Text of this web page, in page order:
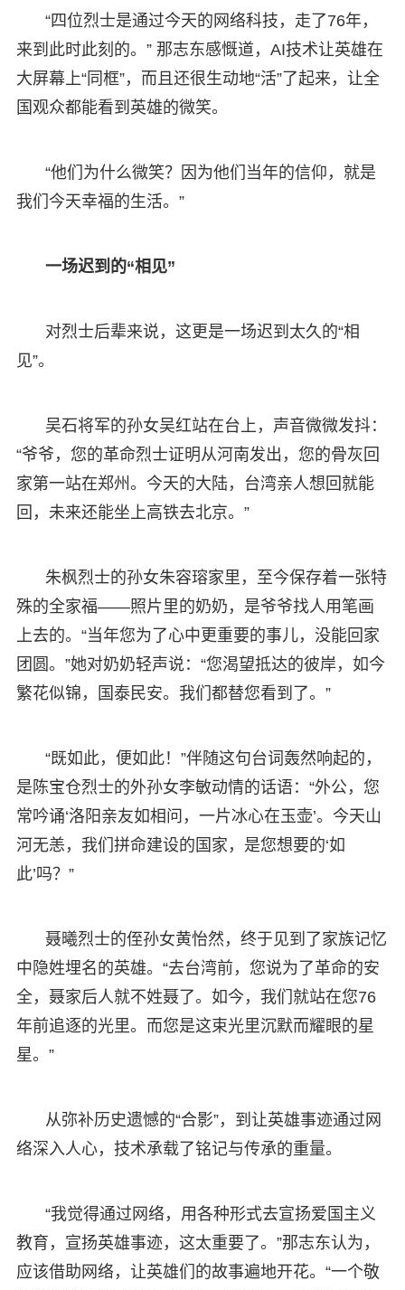
“四位烈士是通过今天的网络科技，走了76年，
来到此时此刻的。” 那志东感慨道，AI技术让英雄在
大屏幕上“同框”，而且还很生动地“活”了起来，让全
国观众都能看到英雄的微笑。
“他们为什么微笑？因为他们当年的信仰，就是
我们今天幸福的生活。”
一场迟到的“相见”
对烈士后辈来说，这更是一场迟到太久的“相
见”。
吴石将军的孙女吴红站在台上，声音微微发抖：
“爷爷，您的革命烈士证明从河南发出，您的骨灰回
家第一站在郑州。今天的大陆，台湾亲人想回就能
回，未来还能坐上高铁去北京。”
朱枫烈士的孙女朱容瑢家里，至今保存着一张特
殊的全家福——照片里的奶奶，是爷爷找人用笔画
上去的。“当年您为了心中更重要的事儿，没能回家
团圆。”她对奶奶轻声说：“您渴望抵达的彼岸，如今
繁花似锦，国泰民安。我们都替您看到了。”
“既如此，便如此！”伴随这句台词轰然响起的，
是陈宝仓烈士的外孙女李敏动情的话语：“外公，您
常吟诵‘洛阳亲友如相问，一片冰心在玉壶’。今天山
河无恙，我们拼命建设的国家，是您想要的‘如
此’吗？”
聂曦烈士的侄孙女黄怡然，终于见到了家族记忆
中隐姓埋名的英雄。“去台湾前，您说为了革命的安
全，聂家后人就不姓聂了。如今，我们就站在您76
年前追逐的光里。而您是这束光里沉默而耀眼的星
星。”
从弥补历史遗憾的“合影”，到让英雄事迹通过网
络深入人心，技术承载了铭记与传承的重量。
“我觉得通过网络，用各种形式去宣扬爱国主义
教育，宣扬英雄事迹，这太重要了。”那志东认为，
应该借助网络，让英雄们的故事遍地开花。“一个敬